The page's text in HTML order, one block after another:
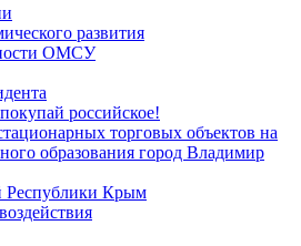
развития
ОМСУ
российское!
торговых объектов на
образования город Владимир
Республики Крым